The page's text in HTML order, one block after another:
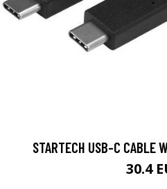
STARTECH USB-C CABLE
30.4